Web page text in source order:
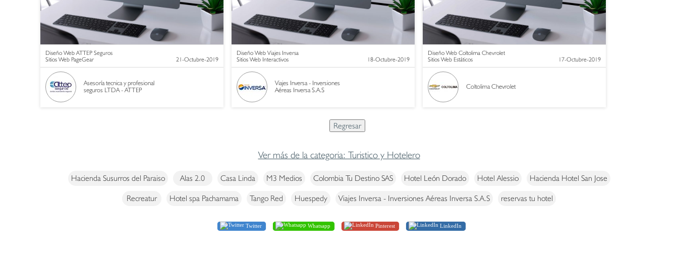
Diseño Web ATTEP Seguros
Sitios Web PageGear
21-Octubre-2019
Asesoría tecnica y profesional
seguros LTDA - ATTEP
Diseño Web Viajes Inversa
Sitios Web Interactivos
18-Octubre-2019
Viajes Inversa - Inversiones
Aéreas Inversa S.A.S
Diseño Web Coltolima Chevrolet
Sitios Web Estáticos
17-Octubre-2019
Coltolima Chevrolet
Ver más de la categoria: Turistico y Hotelero
Hacienda Susurros del Paraiso Alas 2.0 Casa Linda M3 Medios Colombia Tu Destino SAS Hotel León Dorado Hotel Alessio Hacienda Hotel San Jose
Recreatur Hotel spa Pachamama Tango Red Huespedy Viajes Inversa - Inversiones Aéreas Inversa S.A.S reservas tu hotel
Twitter Whatsapp Pinterest LinkedIn